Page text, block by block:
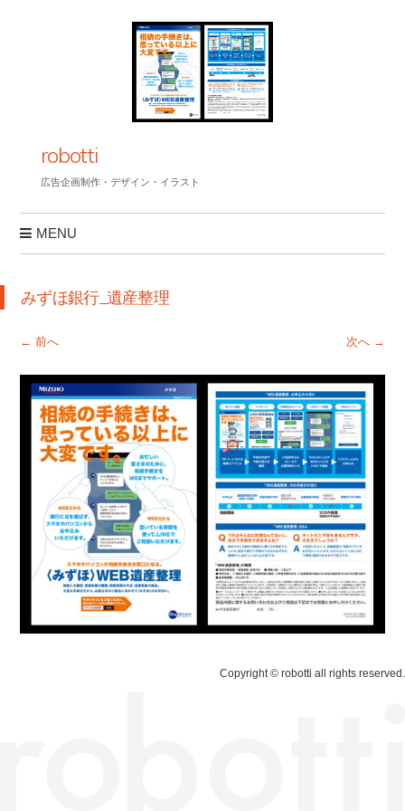
robotti
広告企画制作・デザイン・イラスト
MENU
みずほ銀行_遺産整理
← 前へ 次へ →
Copyright © robotti all rights reserved.